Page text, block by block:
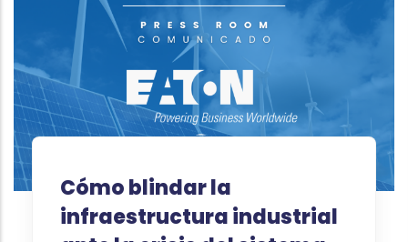
Cómo blindar la
infraestructura industrial